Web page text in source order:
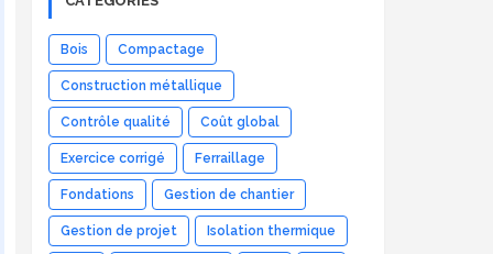
Bois Compactage
Construction métallique
Contrôle qualité Coût global
Exercice corrigé Ferraillage
Fondations Gestion de chantier
Gestion de projet Isolation thermique